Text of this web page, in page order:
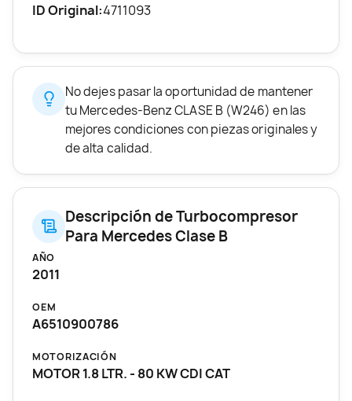
ID Original:4711093
No dejes pasar la oportunidad de mantener
tu Mercedes-Benz CLASE B (W246) en las
mejores condiciones con piezas originales y
de alta calidad.
Descripción de Turbocompresor
Para Mercedes Clase B
AÑO
2011
OEM
A6510900786
MOTORIZACIÓN
MOTOR 1.8 LTR. - 80 KW CDI CAT